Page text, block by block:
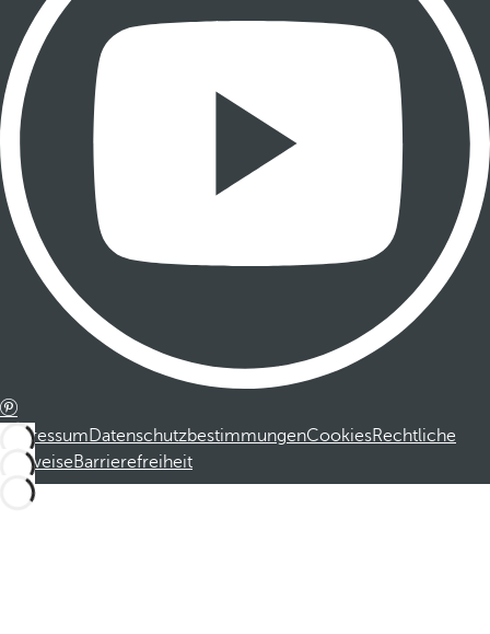
ImpressumDatenschutzbestimmungenCookiesRechtliche
HinweiseBarrierefreiheit